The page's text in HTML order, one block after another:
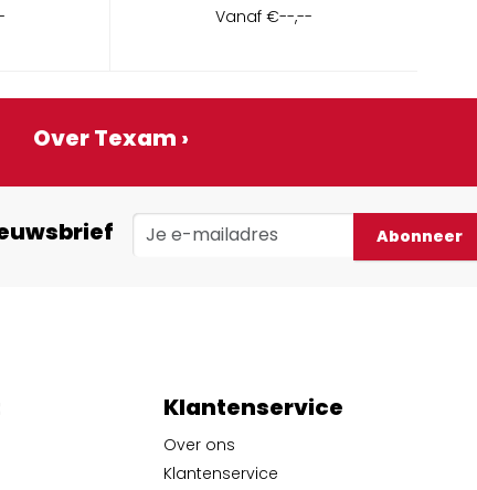
Vanaf€--,--
Over Texam ›
Abonneer
Klantenservice
Over ons
Klantenservice